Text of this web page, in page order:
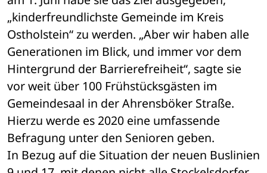
„kinderfreundlichste Gemeinde im Kreis
Ostholstein“ zu werden. „Aber wir haben alle
Generationen im Blick, und immer vor dem
Hintergrund der Barrierefreiheit“, sagte sie
vor weit über 100 Frühstücksgästen im
Gemeindesaal in der Ahrensböker Straße.
Hierzu werde es 2020 eine umfassende
Befragung unter den Senioren geben.
In Bezug auf die Situation der neuen Buslinien